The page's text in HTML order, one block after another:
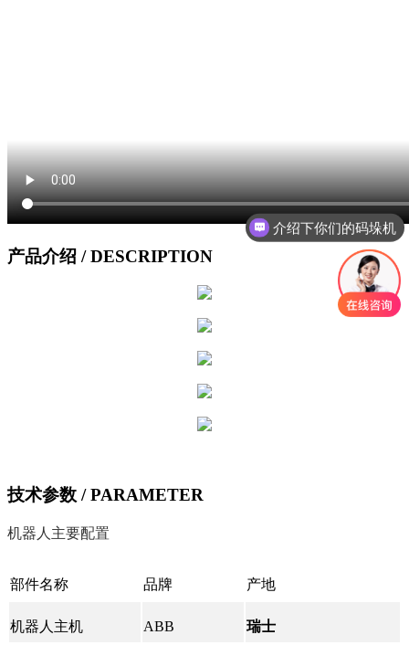
产品介绍 / DESCRIPTION
技术参数 / PARAMETER
机器人主要配置
部件名称 品牌 产地
机器人主机 ABB 瑞士
介绍下你们的码垛机